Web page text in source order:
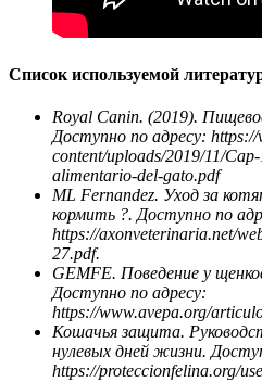
Список используемой
Royal Canin. (2019).
Доступно по адресу:
content/uploads/2019/11/
alimentario-del-gato.pdf
ML Fernandez. Уход за
кормить ?. Доступно по
https://axonveterinaria.net/
27.pdf.
GEMFE. Поведение у
Доступно по адресу:
https://www.avepa.org/
Кошачья защита.
нулевых дней жизни.
https://proteccionfelina.org/